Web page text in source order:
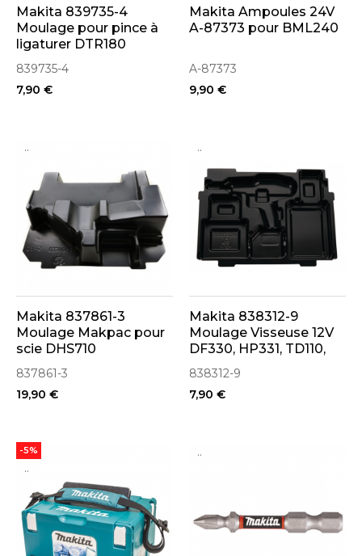
Makita 839735-4
Moulage pour pince à
ligaturer DTR180
839735-4
7,90 €
Makita Ampoules 24V
A-87373 pour BML240
A-87373
9,90 €
..
Makita 837861-3
Moulage Makpac pour
scie DHS710
837861-3
19,90 €
..
Makita 838312-9
Moulage Visseuse 12V
DF330, HP331, TD110,
DF031, DF032, TW140
838312-9
7,90 €
..
-5% ..